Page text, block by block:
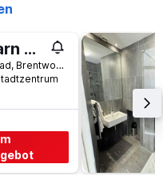
Cosy Barn Conversion - peaceful, private double room
Shenfield Road, Brentwood, Großbritannien